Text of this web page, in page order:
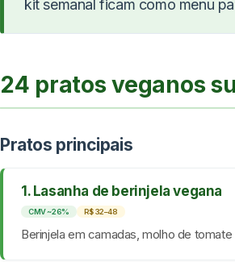
kit semanal ficam como menu
24 pratos veganos
Pratos principais
1. Lasanha de berinjela vegana
CMV ~26% R$ 32–48
Berinjela em camadas, molho de